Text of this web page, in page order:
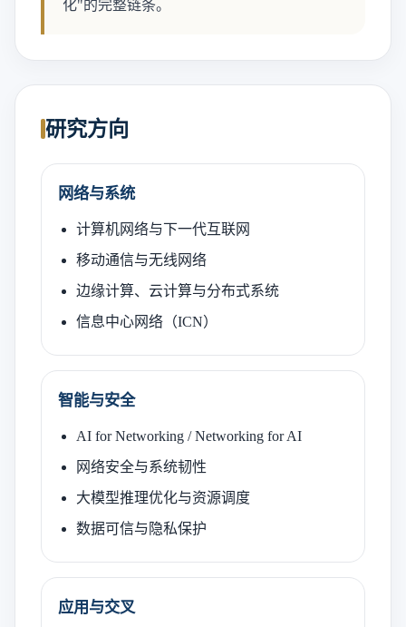
化"的完整链条。
研究方向
网络与系统
计算机网络与下一代互联网
移动通信与无线网络
边缘计算、云计算与分布式系统
信息中心网络（ICN）
智能与安全
AI for Networking / Networking for AI
网络安全与系统韧性
大模型推理优化与资源调度
数据可信与隐私保护
应用与交叉